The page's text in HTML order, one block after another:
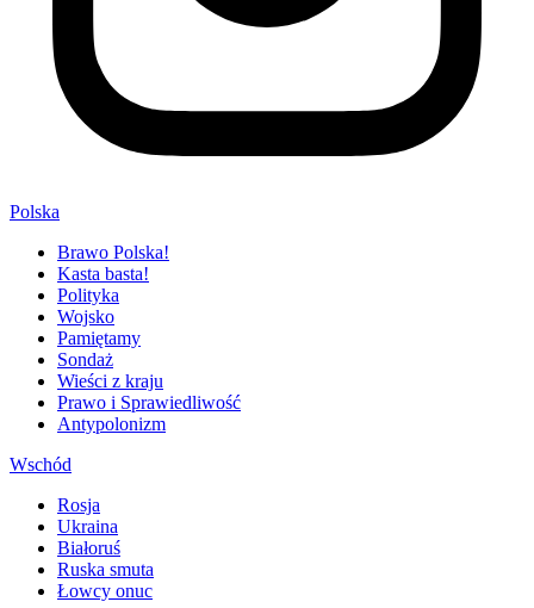
Polska
Brawo Polska!
Kasta basta!
Polityka
Wojsko
Pamiętamy
Sondaż
Wieści z kraju
Prawo i Sprawiedliwość
Antypolonizm
Wschód
Rosja
Ukraina
Białoruś
Ruska smuta
Łowcy onuc